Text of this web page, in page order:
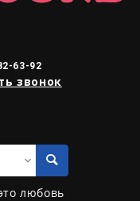
63-92
звонок
любовь